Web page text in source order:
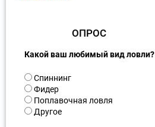
ОПРОС
Какой ваш любимый вид ловли?
В
а
р
и
Спиннинг
Фидер
Поплавочная ловля
Другое